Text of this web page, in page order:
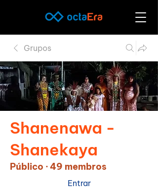
Grupos
Shanenawa -
Shanekaya
Público ·49 membros
Entrar